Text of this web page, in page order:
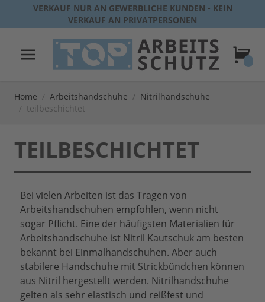
Direkt zum Inhalt
VERKAUF NUR AN GEWERBLICHE KUNDEN - KEIN
VERKAUF AN PRIVATPERSONEN
Home / Arbeitshandschuhe / Nitrilhandschuhe
/ teilbeschichtet
TEILBESCHICHTET
Bei vielen Arbeiten ist das Tragen von
Arbeitshandschuhen empfohlen, wenn nicht
sogar Pflicht. Eine der häufigsten Materialien für
Arbeitshandschuhe ist Nitril Kautschuk am besten
bekannt bei Einmalhandschuhen. Aber auch
stabilere Handschuhe mit Strickbündchen können
aus Nitril hergestellt werden. Nitrilhandschuhe
gelten als sehr elastisch und reißfest und